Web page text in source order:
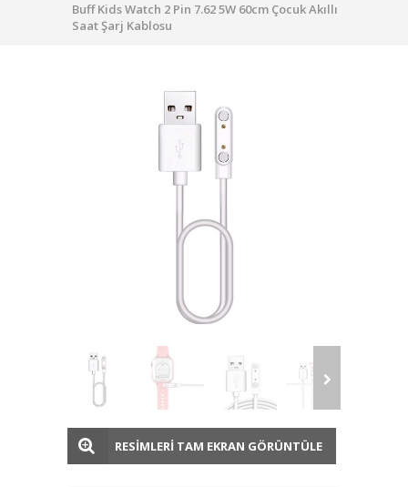
Buff Kids Watch 2 Pin 7.62 5W 60cm Çocuk Akıllı
Saat Şarj Kablosu
RESİMLERİ TAM EKRAN GÖRÜNTÜLE